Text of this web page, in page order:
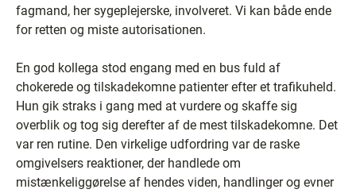
fagmand, her sygeplejerske, involveret. Vi kan både ende
for retten og miste autorisationen.
En god kollega stod engang med en bus fuld af
chokerede og tilskadekomne patienter efter et trafikuheld.
Hun gik straks i gang med at vurdere og skaffe sig
overblik og tog sig derefter af de mest tilskadekomne. Det
var ren rutine. Den virkelige udfordring var de raske
omgivelsers reaktioner, der handlede om
mistænkeliggørelse af hendes viden, handlinger og evner